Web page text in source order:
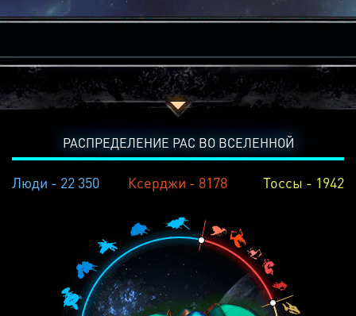
РАСПРЕДЕЛЕНИЕ РАС ВО ВСЕЛЕННОЙ
Люди - 22 350 Ксерджи - 8178 Тоссы - 1942